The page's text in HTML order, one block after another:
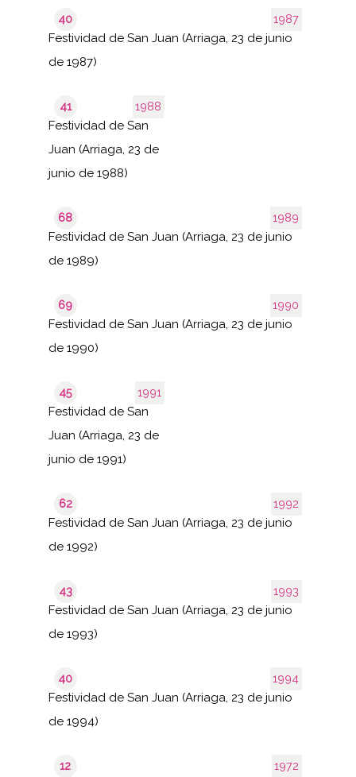
1987
40
Festividad de San Juan (Arriaga, 23 de junio
de 1987)
1988
41
Festividad de San
Juan (Arriaga, 23 de
junio de 1988)
1989
68
Festividad de San Juan (Arriaga, 23 de junio
de 1989)
1990
69
Festividad de San Juan (Arriaga, 23 de junio
de 1990)
1991
45
Festividad de San
Juan (Arriaga, 23 de
junio de 1991)
1992
62
Festividad de San Juan (Arriaga, 23 de junio
de 1992)
1993
43
Festividad de San Juan (Arriaga, 23 de junio
de 1993)
1994
40
Festividad de San Juan (Arriaga, 23 de junio
de 1994)
1972
12